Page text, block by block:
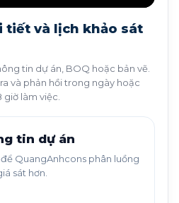
tiết và lịch khảo sát
tin dự án, BOQ hoặc bản vẽ.
và phản hồi trong ngày hoặc
làm việc.
tin dự án
QuangAnhcons phân luồng
sát hơn.